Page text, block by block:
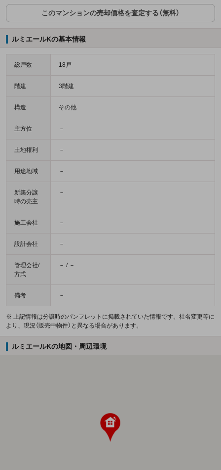
このマンションの売却価格を査定する（無料）
ルミエールKの基本情報
総戸数 18戸
階建 3階建
構造 その他
主方位 －
土地権利 －
用途地域 －
新築分譲
時の売主
－
施工会社 －
設計会社 －
管理会社/
方式
－ / －
備考 －
※ 上記情報は分譲時のパンフレットに掲載されていた情報です。社名変更等に
より、現況（販売中物件）と異なる場合があります。
ルミエールKの地図・周辺環境